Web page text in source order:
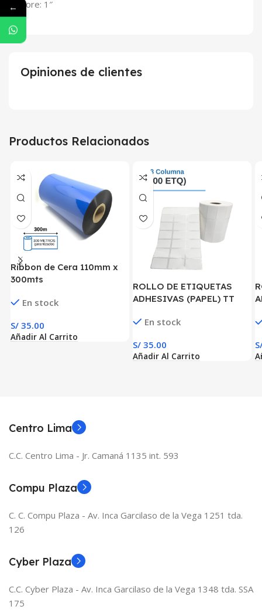
Core: 1″
Opiniones de clientes
Productos Relacionados
Ribbon de Cera 110mm x
300mts
En stock
S/ 35.00
Añadir Al Carrito
ROLLO DE ETIQUETAS
ADHESIVAS (PAPEL) TT
COL. TUCO 1″( 30 MM X 20
En stock
S/ 35.00
Añadir Al Carrito
Centro Lima
C.C. Centro Lima - Jr. Camaná 1135 int. 593
Compu Plaza
C. C. Compu Plaza - Av. Inca Garcilaso de la Vega 1251 tda.
126
Cyber Plaza
C.C. Cyber Plaza - Av. Inca Garcilaso de la Vega 1348 tda. SSA
175
←